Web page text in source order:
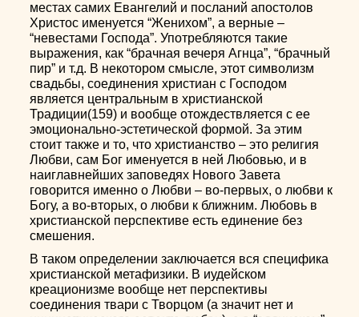
местах самих Евангелий и посланий апостолов
Христос именуется “Женихом”, а верные –
“невестами Господа”. Употребляются такие
выражения, как “брачная вечеря Агнца”, “брачный
пир” и т.д. В некотором смысле, этот символизм
свадьбы, соединения христиан с Господом
является центральным в христианской
Традиции(159) и вообще отождествляется с ее
эмоционально-эстетической формой. За этим
стоит также и то, что христианство – это религия
Любви, сам Бог именуется в ней Любовью, и в
наиглавнейших заповедях Нового Завета
говорится именно о Любви – во-первых, о любви к
Богу, а во-вторых, о любви к ближним. Любовь в
христианской перспективе есть единение без
смешения.
В таком определении заключается вся специфика
христианской метафизики. В иудейском
креационизме вообще нет перспективы
соединения твари с Творцом (а значит нет и